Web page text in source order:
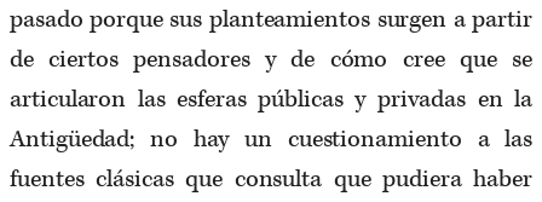
pasado porque sus planteamientos surgen a partir
de ciertos pensadores y de cómo cree que se
articularon las esferas públicas y privadas en la
Antigüedad; no hay un cuestionamiento a las
fuentes clásicas que consulta que pudiera haber